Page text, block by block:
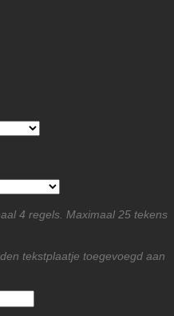
4 regels. Maximaal 25 tekens
tekstplaatje toegevoegd aan